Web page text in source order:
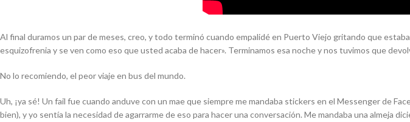
Al final duramos un par de meses, creo, y todo terminó cuando empalidé en Puerto Viejo gritando que
esquizofrenia y se ven como eso que usted acaba de hacer». Terminamos esa noche y nos tuvimos que
No lo recomiendo, el peor viaje en bus del mundo.
Uh, ¡ya sé! Un fail fue cuando anduve con un mae que siempre me mandaba stickers en el Messenger de
bien), y yo sentía la necesidad de agarrarme de eso para hacer una conversación. Me mandaba una almeja